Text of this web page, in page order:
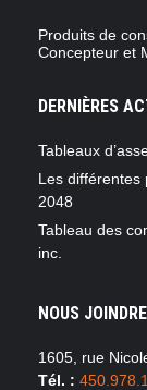
Produits de
Concepteur et
DERNIÈRES
Tableaux
Les différentes
2048
Tableau des
inc.
NOUS JOINDRE
1605, rue
Tél. :